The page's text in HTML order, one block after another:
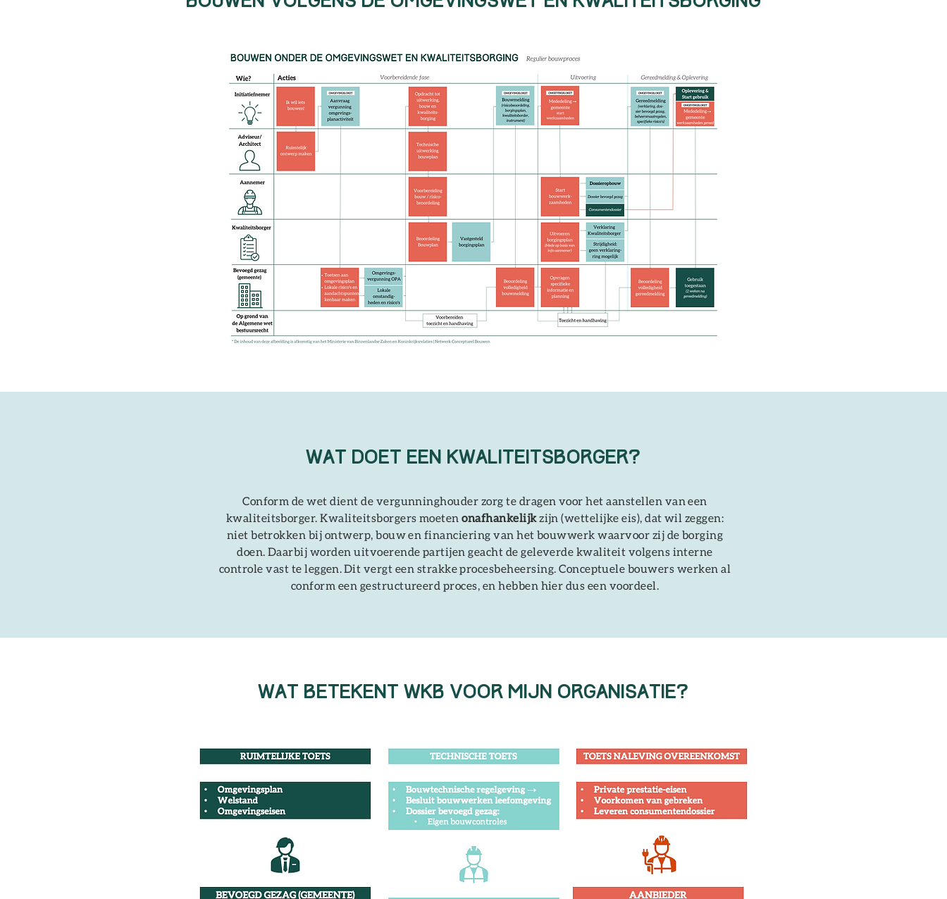
wat doet een kwaliteitsborger?
Conform de wet dient de vergunninghouder zorg te dragen voor het aanstellen van een
kwaliteitsborger. Kwaliteitsborgers moetenonafhankelijkzijn (wettelijke eis), dat wil zeggen:
niet betrokken bij ontwerp, bouw en financiering van het bouwwerk waarvoor zij de borging
doen. Daarbij worden uitvoerende partijen geacht de geleverde kwaliteit volgens interne
controle vast te leggen.Dit vergt een strakke procesbeheersing. Conceptuele bouwers werken al
conform een gestructureerd proces, en hebben hier dus een voordeel.
Wat betekent WKB Voor mijn organisatie?